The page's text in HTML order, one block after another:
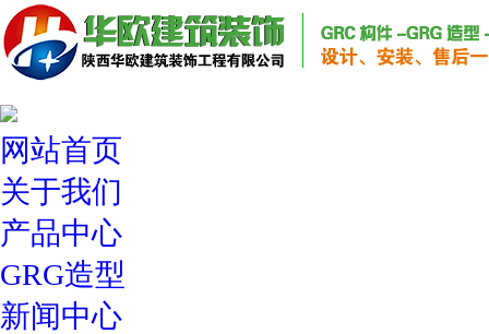
网站首页
关于我们
产品中心
GRG造型
新闻中心